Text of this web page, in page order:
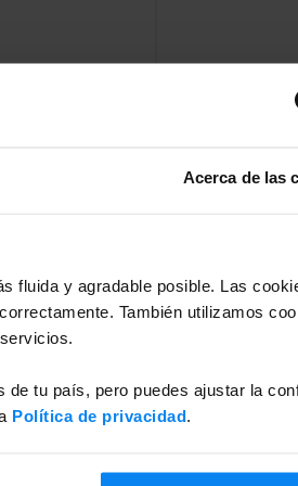
Acerca de las
fluida y agradable posible. Las
También utilizamos
tu país, pero puedes ajustar la
Política de privacidad.
Lanzadera.
nos
de
Vilamarina,
llegar con al